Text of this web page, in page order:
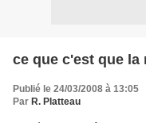
ce que c'est que la
Publié le 24/03/2008 à 13:05
Par R. Platteau